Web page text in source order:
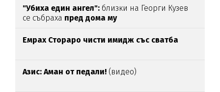
"Убиха един ангел": близки на Георги Кузев
се събраха пред дома му
Емрах Стораро чисти имидж със сватба
Азис: Аман от педали! (видео)